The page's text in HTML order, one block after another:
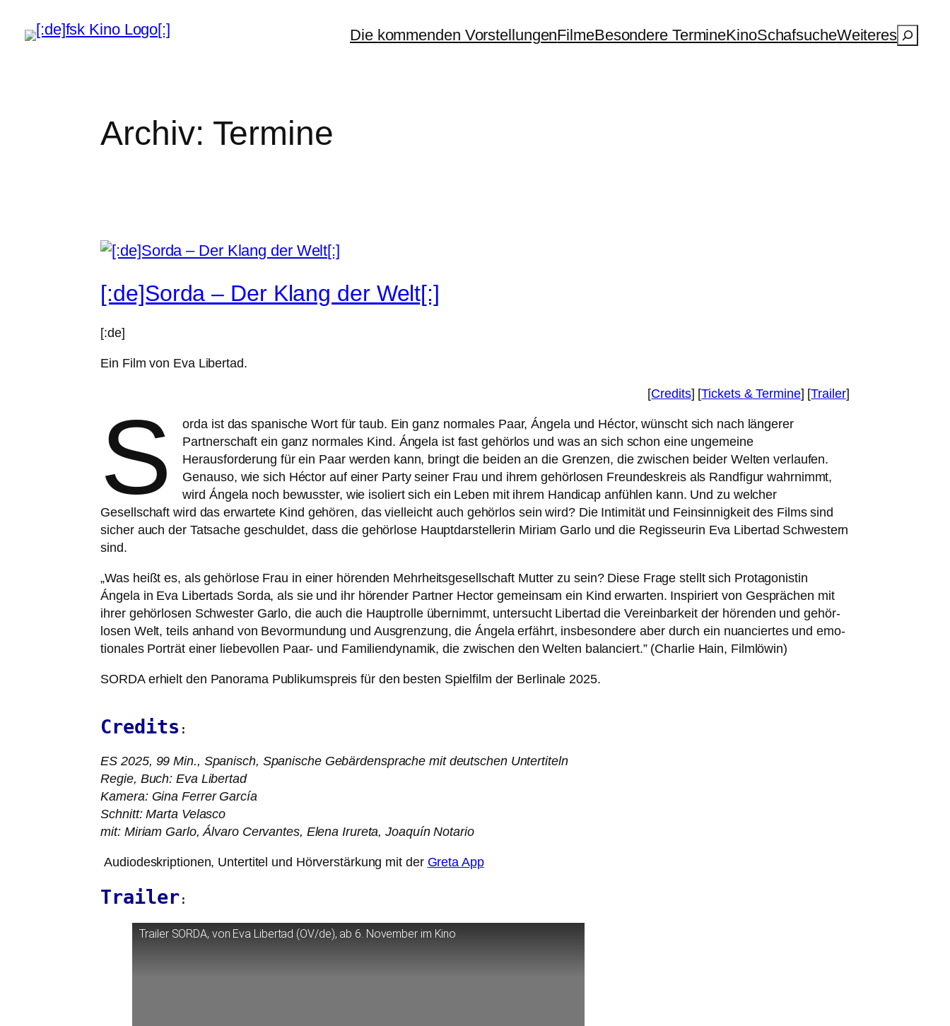
Inhalt
Die kommenden VorstellungenFilmeBesondere TermineKinoSchafsucheWeiteresSuchen
Archiv: Termine
[:de]Sorda – Der Klang der Welt[:]
[:de]
Ein Film von Eva Libertad.
[Credits] [Tickets &Termine] [Trailer]
S
orda ist das spa­ni­sche Wort für taub. Ein ganz nor­ma­les Paar, Ángela und Héctor, wünscht sich nach län­ge­rer
Partnerschaft ein ganz nor­ma­les Kind. Ángela ist fast gehör­los und was an sich schon eine unge­mei­ne
Herausforderung für ein Paar wer­den kann, bringt die bei­den an die Grenzen, die zwi­schen bei­der Welten ver­lau­fen.
Genauso, wie sich Héctor auf einer Party sei­ner Frau und ihrem gehör­lo­sen Freundeskreis als Randfigur wahr­nimmt,
wird Ángela noch bewuss­ter, wie iso­liert sich ein Leben mit ihrem Handicap anfüh­len kann. Und zu wel­cher
Gesellschaft wird das erwar­te­te Kind gehö­ren, das viel­leicht auch gehör­los sein wird? Die Intimität und Feinsinnigkeit des Films sind
sicher auch der Tatsache geschul­det, dass die gehör­lo­se Hauptdarstellerin Miriam Garlo und die Regisseurin Eva Libertad Schwestern
sind.
„Was heißt es, als gehör­lo­se Frau in einer hören­den Mehrheitsgesellschaft Mutter zu sein? Diese Frage stellt sich Protagonistin
Ángela in Eva Libertads Sorda, als sie und ihr hören­der Partner Hector gemein­sam ein Kind erwar­ten. Inspiriert von Gesprächen mit
ihrer gehör­lo­sen Schwester Garlo, die auch die Hauptrolle über­nimmt, unter­sucht Libertad die Vereinbarkeit der hören­den und gehör­
lo­sen Welt, teils anhand von Bevormundung und Ausgrenzung, die Ángela erfährt, ins­be­son­de­re aber durch ein nuan­cier­tes und emo­
tio­na­les Porträt einer lie­be­vol­len Paar- und Familiendynamik, die zwi­schen den Welten balan­ciert.” (Charlie Hain, Filmlöwin)
SORDAerhielt den Panorama Publikumspreis für den bes­ten Spielfilm der Berlinale 2025.
Credits :
ES 2025, 99 Min., Spanisch, Spanische Gebärdensprache mit deut­schen Untertiteln
Regie, Buch: Eva Libertad
Kamera: Gina Ferrer García
Schnitt: Marta Velasco
mit: Miriam Garlo, Álvaro Cervantes, Elena Irureta, Joaquín Notario
Audiodeskriptionen, Untertitel und Hörverstärkung mit der Greta App
Trailer:
Trailer SORDA, von Eva Libertad (OV/de), ab 6. November im Kino